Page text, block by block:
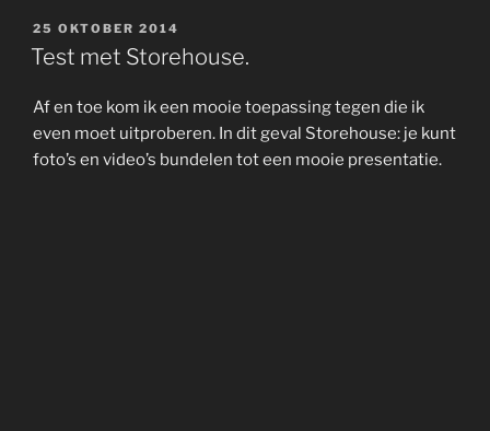
GEPLAATST
OP
25 OKTOBER 2014
Test met Storehouse.
Af en toe kom ik een mooie toepassing tegen die ik
even moet uitproberen. In dit geval Storehouse: je kunt
foto’s en video’s bundelen tot een mooie presentatie.